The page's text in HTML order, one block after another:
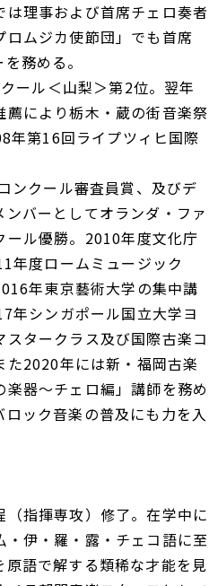
理事および首席チェロ奏者
ムジカ使節団」でも首席
務める。
ール＜山梨＞第2位。翌年
により栃木・蔵の街音楽祭
年第16回ライプツィヒ国際
ンクール審査員賞、及びデ
バーとしてオランダ・ファ
ール優勝。2010年度文化庁
年度ロームミュージック
年東京藝術大学の集中講
年シンガポール国立大学ヨ
タークラス及び国際古楽コ
た2020年には新・福岡古楽
器～チェロ編」講師を務め
ック音楽の普及にも力を入
指揮専攻）修了。在学中に
伊・羅・露・チェコ語に至
語で解する類稀な才能を見